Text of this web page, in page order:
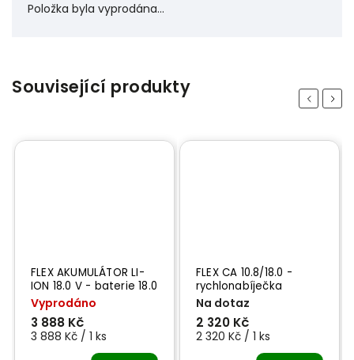
Položka byla vyprodána…
Související produkty Previous
FLEX AKUMULÁTOR LI-
ION 18.0 V - baterie 18.0
V
Vyprodáno
3 888 Kč
3 888 Kč / 1 ks
FLEX CA 10.8/18.0 -
rychlonabíječka
Na dotaz
2 320 Kč
2 320 Kč / 1 ks
Next